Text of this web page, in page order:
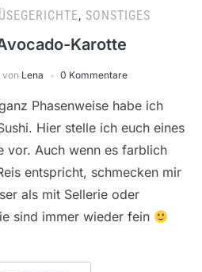
, SONSTIGES
Karotte
von Lena 0 Kommentare
Phasenweise habe ich
Hier stelle ich euch eines
vor. Auch wenn es farblich
entspricht, schmecken mir
als mit Sellerie oder
sind immer wieder fein